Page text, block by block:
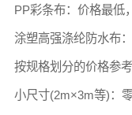
PP彩条布：价格最低
涂塑高强涤纶防水布
按规格划分的价格参考
小尺寸(2m×3m等)：